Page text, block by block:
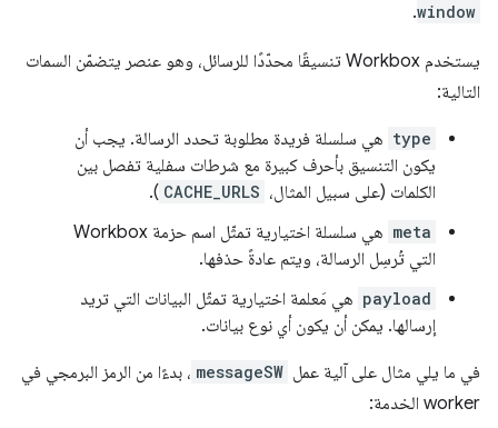
window
.
يستخدم Workbox تنسيقًا محدّدًا للرسائل، وهو عنصر يتضمّن السمات
التالية:
type هي سلسلة فريدة مطلوبة تحدد الرسالة. يجب أن
يكون التنسيق بأحرف كبيرة مع شرطات سفلية تفصل بين
الكلمات (على سبيل المثال، CACHE_URLS
).
meta
هي سلسلة اختيارية تمثّل اسم حزمة Workbox
التي تُرسِل الرسالة، ويتم عادةً حذفها.
payload هي مَعلمة اختيارية تمثّل البيانات التي تريد
إرسالها. يمكن أن يكون أي نوع بيانات.
في ما يلي مثال على آلية عمل messageSW ، بدءًا من الرمز البرمجي في
worker الخدمة: